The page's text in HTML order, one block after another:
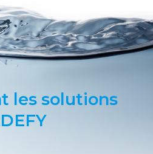
les solutions